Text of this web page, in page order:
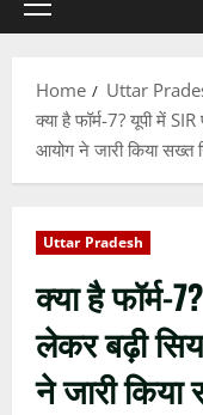
Primary
Home
Uttar
क्या है फॉर्म-7? यूपी में
आयोग ने जारी किया सख्त
Uttar Pradesh
क्या है फॉर्म-
लेकर बढ़ी
ने जारी किया